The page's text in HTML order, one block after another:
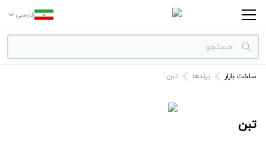
فارسی
دسته بندی‌ها
ساخت بازار برندها تبن
تبن